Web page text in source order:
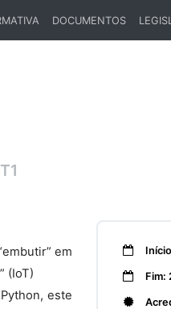
DOCUMENTOS
em
(IoT)
este
Fim: